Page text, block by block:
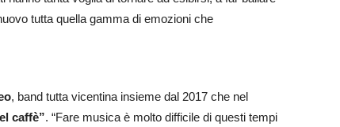
tutta quella gamma di emozioni che
, band tutta vicentina insieme dal 2017 che nel
caffè”. “Fare musica è molto difficile di questi tempi